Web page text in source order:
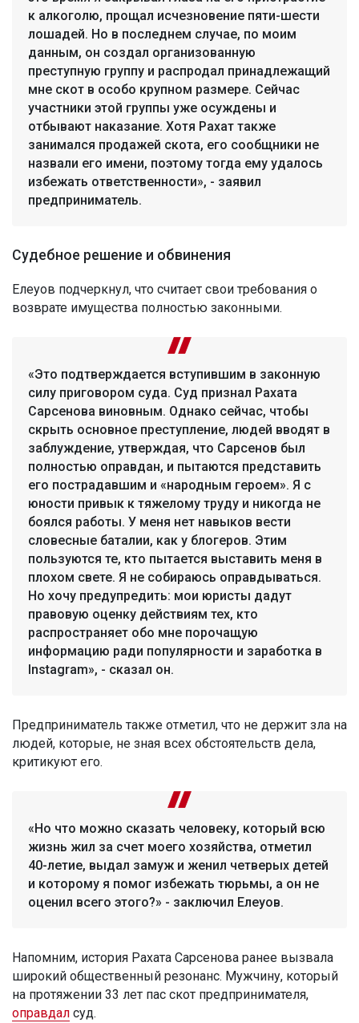
к алкоголю, прощал исчезновение пяти-шести
лошадей. Но в последнем случае, по моим
данным, он создал организованную
преступную группу и распродал принадлежащий
мне скот в особо крупном размере. Сейчас
участники этой группы уже осуждены и
отбывают наказание. Хотя Рахат также
занимался продажей скота, его сообщники не
назвали его имени, поэтому тогда ему удалось
избежать ответственности», - заявил
предприниматель.
Судебное решение и обвинения
Елеуов подчеркнул, что считает свои требования о
возврате имущества полностью законными.
«Это подтверждается вступившим в законную
силу приговором суда. Суд признал Рахата
Сарсенова виновным. Однако сейчас, чтобы
скрыть основное преступление, людей вводят в
заблуждение, утверждая, что Сарсенов был
полностью оправдан, и пытаются представить
его пострадавшим и «народным героем». Я с
юности привык к тяжелому труду и никогда не
боялся работы. У меня нет навыков вести
словесные баталии, как у блогеров. Этим
пользуются те, кто пытается выставить меня в
плохом свете. Я не собираюсь оправдываться.
Но хочу предупредить: мои юристы дадут
правовую оценку действиям тех, кто
распространяет обо мне порочащую
информацию ради популярности и заработка в
Instagram», - сказал он.
Предприниматель также отметил, что не держит зла на
людей, которые, не зная всех обстоятельств дела,
критикуют его.
«Но что можно сказать человеку, который всю
жизнь жил за счет моего хозяйства, отметил
40-летие, выдал замуж и женил четверых детей
и которому я помог избежать тюрьмы, а он не
оценил всего этого?» - заключил Елеуов.
Напомним, история Рахата Сарсенова ранее вызвала
широкий общественный резонанс. Мужчину, который
на протяжении 33 лет пас скот предпринимателя,
оправдал суд.